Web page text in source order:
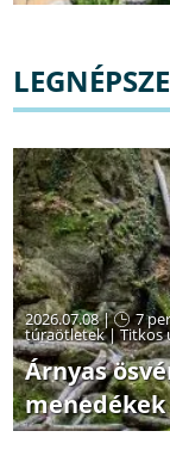
2026.07.08 | 7
túraötletek|Titkos
Árnyas